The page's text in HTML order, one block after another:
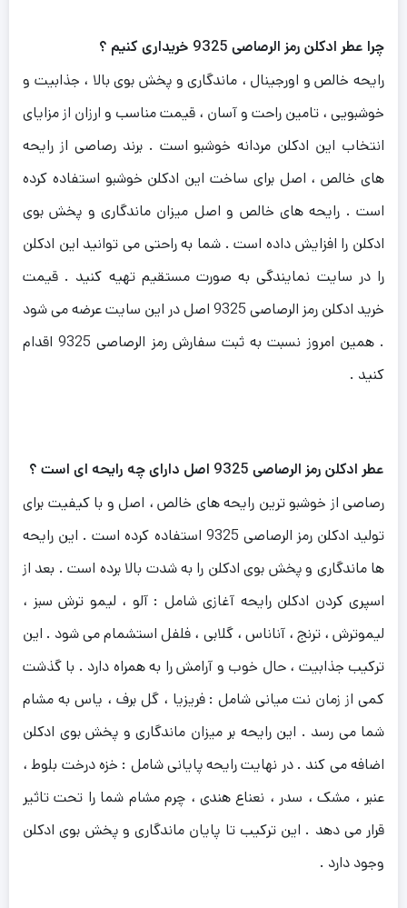
چرا عطر ادکلن رمز الرصاصی 9325 خریداری کنیم ؟
رایحه خالص و اورجینال ، ماندگاری و پخش بوی بالا ، جذابیت و
خوشبویی ، تامین راحت و آسان ، قیمت مناسب و ارزان از مزایای
انتخاب این ادکلن مردانه خوشبو است . برند رصاصی از رایحه
های خالص ، اصل برای ساخت این ادکلن خوشبو استفاده کرده
است . رایحه های خالص و اصل میزان ماندگاری و پخش بوی
ادکلن را افزایش داده است . شما به راحتی می توانید این ادکلن
را در سایت نمایندگی به صورت مستقیم تهیه کنید . قیمت
خرید ادکلن رمز الرصاصی 9325 اصل در این سایت عرضه می شود
. همین امروز نسبت به ثبت سفارش رمز الرصاصی 9325 اقدام
کنید .
عطر ادکلن رمز الرصاصی 9325 اصل دارای چه رایحه ای است ؟
رصاصی از خوشبو ترین رایحه های خالص ، اصل و با کیفیت برای
تولید ادکلن رمز الرصاصی 9325 استفاده کرده است . این رایحه
ها ماندگاری و پخش بوی ادکلن را به شدت بالا برده است . بعد از
اسپری کردن ادکلن رایحه آغازی شامل : آلو ، لیمو ترش سبز ،
لیموترش ، ترنج ، آناناس ، گلابی ، فلفل استشمام می شود . این
ترکیب جذابیت ، حال خوب و آرامش را به همراه دارد . با گذشت
کمی از زمان نت میانی شامل : فریزیا ، گل برف ، یاس به مشام
شما می رسد . این رایحه بر میزان ماندگاری و پخش بوی ادکلن
اضافه می کند . در نهایت رایحه پایانی شامل : خزه درخت بلوط ،
عنبر ، مشک ، سدر ، نعناع هندی ، چرم مشام شما را تحت تاثیر
قرار می دهد . این ترکیب تا پایان ماندگاری و پخش بوی ادکلن
وجود دارد .